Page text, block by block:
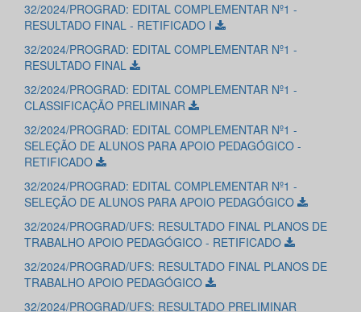
32/2024/PROGRAD: EDITAL COMPLEMENTAR Nº1 -
RESULTADO FINAL - RETIFICADO I
32/2024/PROGRAD: EDITAL COMPLEMENTAR Nº1 -
RESULTADO FINAL
32/2024/PROGRAD: EDITAL COMPLEMENTAR Nº1 -
CLASSIFICAÇÃO PRELIMINAR
32/2024/PROGRAD: EDITAL COMPLEMENTAR Nº1 -
SELEÇÃO DE ALUNOS PARA APOIO PEDAGÓGICO -
RETIFICADO
32/2024/PROGRAD: EDITAL COMPLEMENTAR Nº1 -
SELEÇÃO DE ALUNOS PARA APOIO PEDAGÓGICO
32/2024/PROGRAD/UFS: RESULTADO FINAL PLANOS DE
TRABALHO APOIO PEDAGÓGICO - RETIFICADO
32/2024/PROGRAD/UFS: RESULTADO FINAL PLANOS DE
TRABALHO APOIO PEDAGÓGICO
32/2024/PROGRAD/UFS: RESULTADO PRELIMINAR